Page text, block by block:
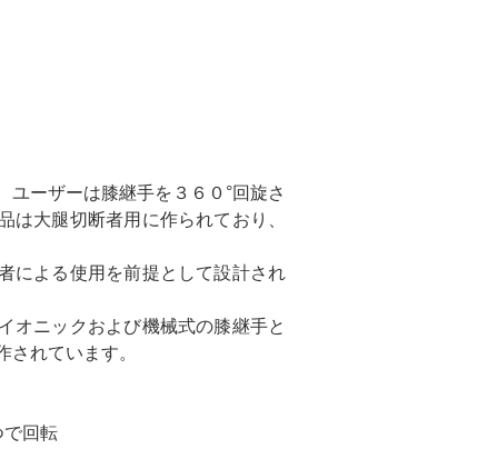
ユーザーは膝継手を３６０°回旋さ
は大腿切断者用に作られており、
による使用を前提として設計され
オニックおよび機械式の膝継手と
されています。
で回転